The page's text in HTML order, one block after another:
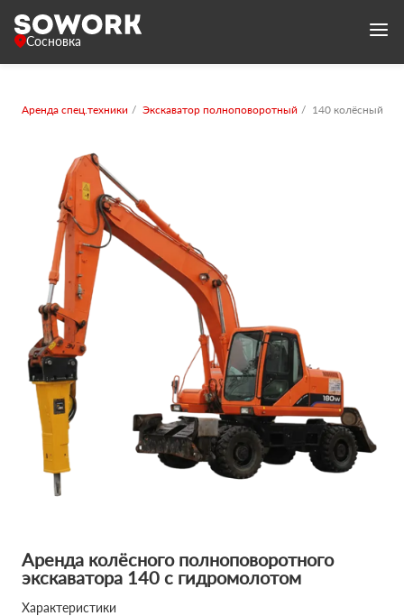
Сосновка
Аренда спец.техники Экскаватор полноповоротный 140 колёсный с
Аренда колёсного полноповоротного
экскаватора 140 с гидромолотом
Характеристики